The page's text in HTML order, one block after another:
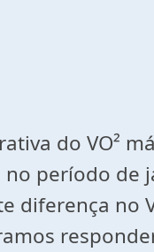
do VO²
período de
diferença no